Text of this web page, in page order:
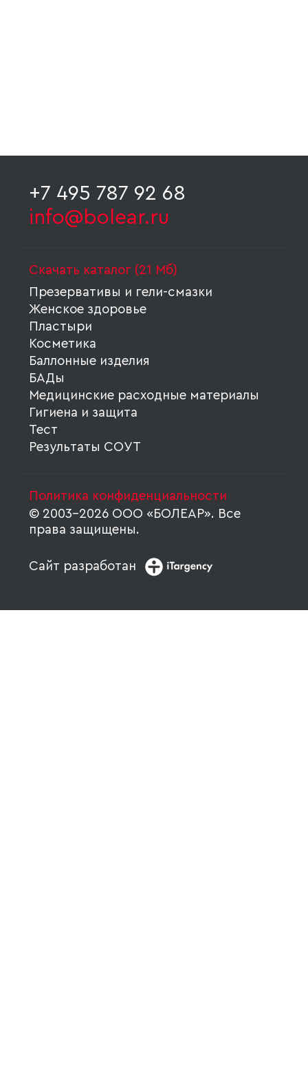
+7 495 787 92 68
info@bolear.ru
Скачать каталог (21 Мб)
Презервативы и гели-смазки
Женское здоровье
Пластыри
Косметика
Баллонные изделия
БАДы
Медицинские расходные материалы
Гигиена и защита
Тест
Результаты СОУТ
© 2003-2026 ООО «БОЛЕАР». Все
права защищены.
Политика конфиденциальности
Сайт разработан